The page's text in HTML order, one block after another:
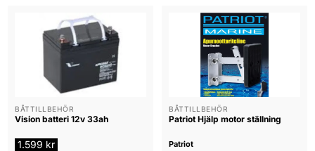
BÅTTILLBEHÖR
Vision batteri 12v 33ah
1.599 kr
BÅTTILLBEHÖR
Patriot Hjälp motor ställning
Patriot